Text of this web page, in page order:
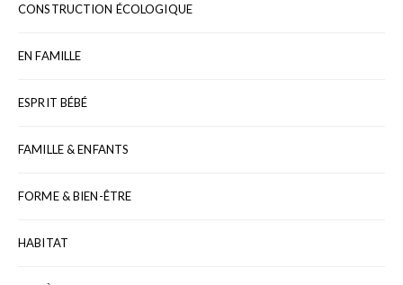
CONSTRUCTION ÉCOLOGIQUE
EN FAMILLE
ESPRIT BÉBÉ
FAMILLE & ENFANTS
FORME & BIEN-ÊTRE
HABITAT